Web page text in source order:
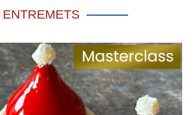
ENTREMETS